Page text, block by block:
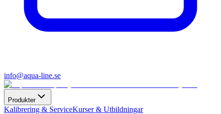
info@aqua-line.se
Produkter
Kalibrering & ServiceKurser & Utbildningar